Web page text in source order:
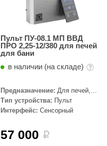
Пульт ПУ-08.1 МП ВВД
ПРО 2,25-12/380 для печей
для бани
в наличии (на складе)
Предназначение: Для печей,
Для печей с парогенератором,
АЭГПП, ПАРиЖАР, Премьера
Руса, Премьера
Тип устройства: Пульт
Интерфейс: Сенсорный
57 000 i